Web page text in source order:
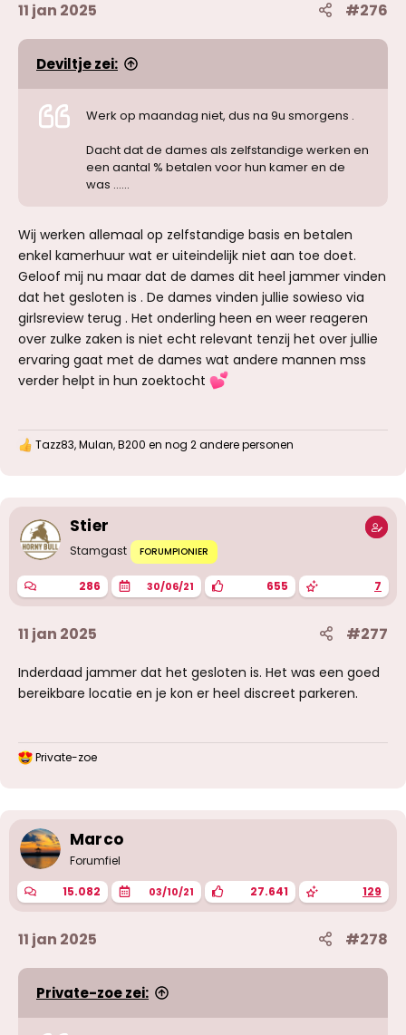
11 jan 2025 #276
Deviltje zei:
Werk op maandag niet, dus na 9u smorgens .
Dacht dat de dames als zelfstandige werken en
een aantal % betalen voor hun kamer en de
was ......
Wij werken allemaal op zelfstandige basis en betalen
enkel kamerhuur wat er uiteindelijk niet aan toe doet.
Geloof mij nu maar dat de dames dit heel jammer vinden
dat het gesloten is . De dames vinden jullie sowieso via
girlsreview terug . Het onderling heen en weer reageren
over zulke zaken is niet echt relevant tenzij het over jullie
ervaring gaat met de dames wat andere mannen mss
verder helpt in hun zoektocht
W
r
g
e
:
Tazz83,Mulan,B200 en nog 2 andere personen
Stier
Stamgast FORUMPIONIER
286 30/06/21 655 7
11 jan 2025 #277
Inderdaad jammer dat het gesloten is. Het was een goed
bereikbare locatie en je kon er heel discreet parkeren.
W
e
r
n
g
e
:
Private-zoe
Marco
Forumfiel
15.082 03/10/21 27.641 129
11 jan 2025 #278
Private-zoe zei: